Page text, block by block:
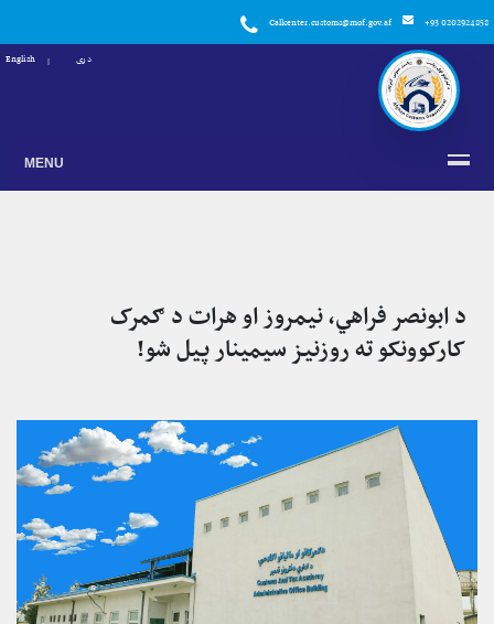
Callcenter.customs@mof.gov.af +93 0202924858
دری English
MENU
د ابونصر فراهي، نيمروز او هرات د ګمرک
کارکوونکو ته روزنيز سيمينار پيل شو!